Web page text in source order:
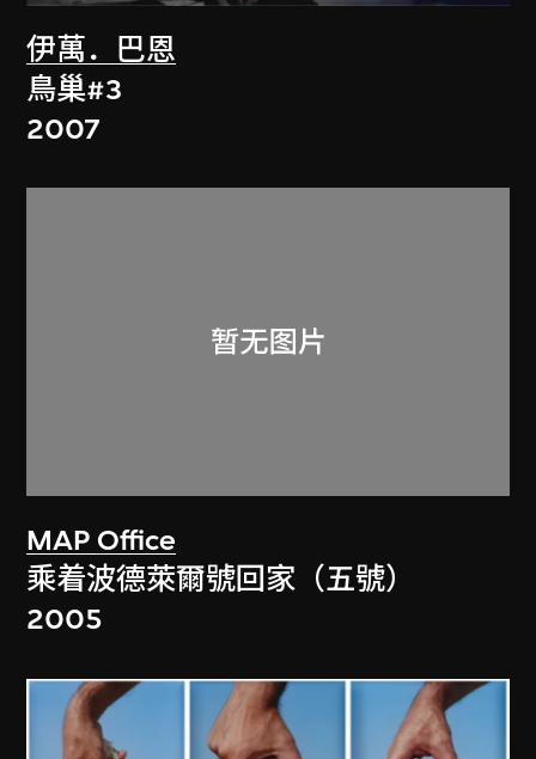
伊萬．巴恩
鳥巢#3
2007
MAP Office
乘着波德萊爾號回家（五號）
2005